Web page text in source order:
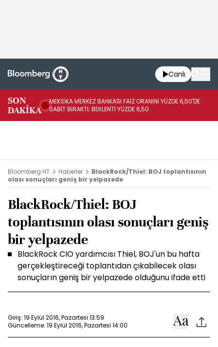
Canlı
SON
DAKİKA
MEKSİKA MERKEZ BANKASI FAİZ ORANINI YÜZDE 6,50'DE
SABİT BIRAKTI; BEKLENTİ YÜZDE 6,50
Bloomberg HT Haberler
BlackRock/Thiel: BOJ toplantısının
olası sonuçları geniş bir yelpazede
BlackRock/Thiel: BOJ
toplantısının olası sonuçları geniş
bir yelpazede
BlackRock CIO yardımcısı Thiel, BOJ'un bu hafta
gerçekleştireceği toplantıdan çıkabilecek olası
sonuçların geniş bir yelpazede olduğunu ifade etti
Giriş: 19 Eylül 2016, Pazartesi 13:59
Güncelleme: 19 Eylül 2016, Pazartesi 14:00